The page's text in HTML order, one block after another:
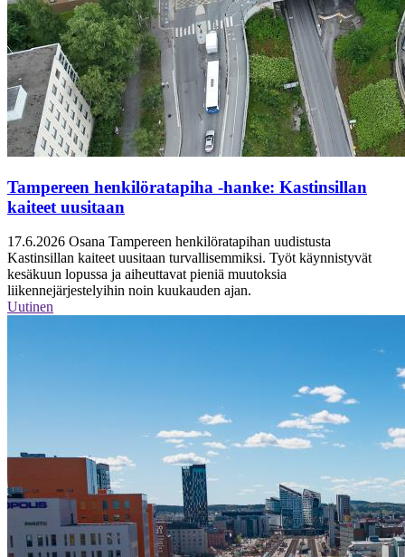
Tampereen henkilöratapiha -hanke: Kastinsillan
kaiteet uusitaan
17.6.2026 Osana Tampereen henkilöratapihan uudistusta
Kastinsillan kaiteet uusitaan turvallisemmiksi. Työt käynnistyvät
kesäkuun lopussa ja aiheuttavat pieniä muutoksia
liikennejärjestelyihin noin kuukauden ajan.
Uutinen